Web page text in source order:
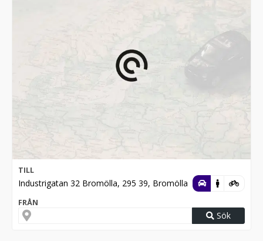
TILL
Industrigatan 32 Bromölla, 295 39, Bromölla
FRÅN
Sök